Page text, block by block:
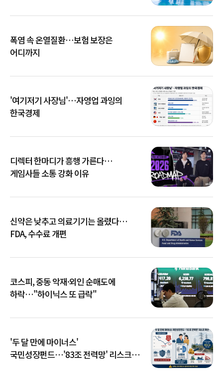
폭염 속 온열질환…보험 보장은
어디까지
'여기저기 사장님'…자영업 과잉의
한국경제
디렉터 한마디가 흥행 가른다…
게임사들 소통 강화 이유
신약은 낮추고 의료기기는 올렸다…
FDA, 수수료 개편
코스피, 중동 악재·외인 순매도에
하락…"하이닉스 또 급락"
'두 달 만에 마이너스'
국민성장펀드…'83조 전력망' 리스크